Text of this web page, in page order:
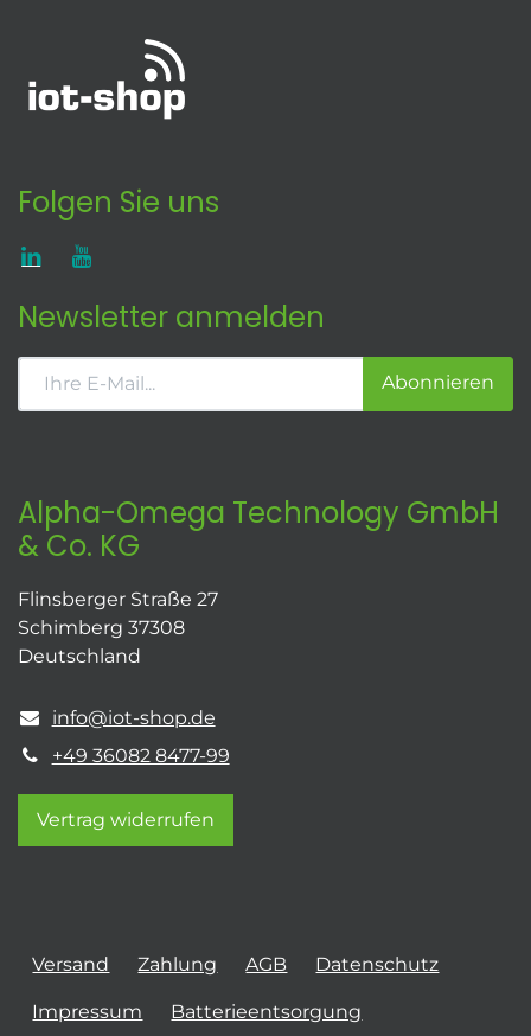
Folgen Sie uns
Newsletter anmelden
Abonnieren
Alpha-Omega Technology GmbH
& Co. KG
Flinsberger Straße 27
Schimberg 37308
Deutschland
info@iot-shop.de
+49 36082 8477-99
Vertrag widerrufen
Versand Zahlung AGB Datenschutz
Impressum Batterieentsorgung